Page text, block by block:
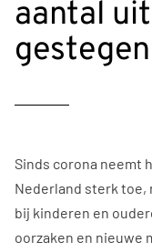
aantal
gestegen
Sinds corona neemt
Nederland sterk toe,
bij kinderen en
oorzaken en nieuwe